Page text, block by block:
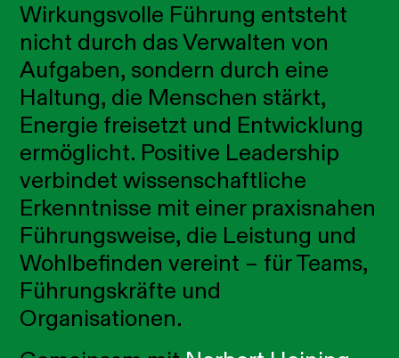
Wirkungsvolle Führung entsteht
nicht durch das Verwalten von
Aufgaben, sondern durch eine
Haltung, die Menschen stärkt,
Energie freisetzt und Entwicklung
ermöglicht. Positive Leadership
verbindet wissenschaftliche
Erkenntnisse mit einer praxisnahen
Führungsweise, die Leistung und
Wohlbefinden vereint – für Teams,
Führungskräfte und
Organisationen.